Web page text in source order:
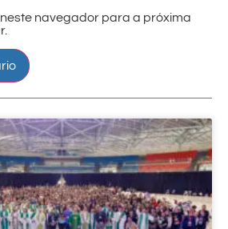
navegador para a próxima